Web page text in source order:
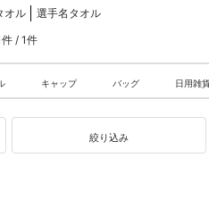
オル
選手名タオル
/ 1件
キャップ バッグ 日用雑
絞り込み